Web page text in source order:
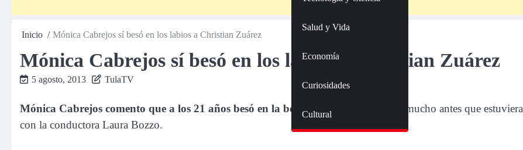
Salud y Vida
Economía
Curiosidades
Cultural
Inicio Mónica Cabrejos sí besó en los labios a Christian Zuárez
Mónica Cabrejos sí besó en los labios a Christian Zuárez
5 agosto, 2013 TulaTV
Mónica Cabrejos comento que a los 21 años besó en la boca a Christian Zuárez,
mucho antes que estuviera
con la conductora Laura Bozzo.